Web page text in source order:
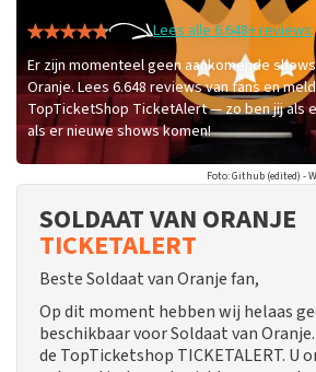
Lees alle 6.648+ reviews
Er zijn momenteel geen aankomende
Oranje. Lees 6.648 reviews van fans en
TopTicketShop TicketAlert — zo ben jij als
als er nieuwe shows komen!
Foto: Github (edited) -
SOLDAAT VAN ORANJE
TICKETALERT
Beste Soldaat van Oranje fan,
Op dit moment hebben wij helaas
beschikbaar voor Soldaat van
de TopTicketshop TICKETALERT. U